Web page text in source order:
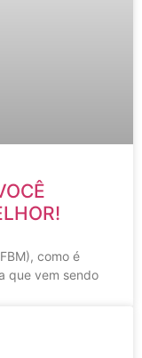
como é
que vem sendo